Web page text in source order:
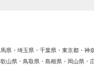
・埼玉県・千葉県・東京都・神
県・鳥取県・島根県・岡山県・